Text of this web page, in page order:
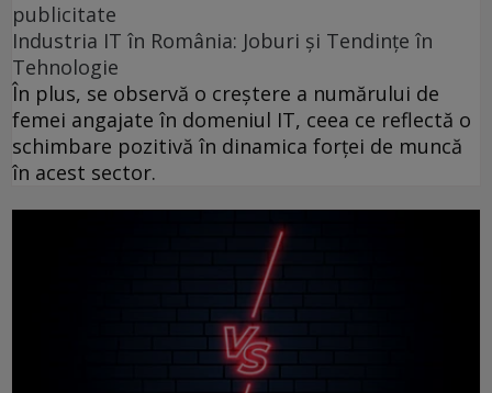
publicitate
Industria IT în România: Joburi și Tendințe în
Tehnologie
În plus, se observă o creștere a numărului de
femei angajate în domeniul IT, ceea ce reflectă o
schimbare pozitivă în dinamica forței de muncă
în acest sector.